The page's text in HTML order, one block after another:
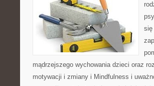
się
mądrzejszego wychowania dzieci oraz
motywacji i zmiany i Mindfulness i